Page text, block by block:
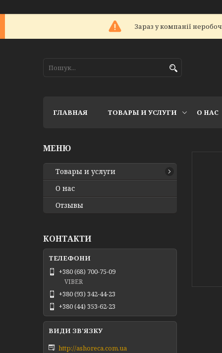
Зараз у компанії
ГЛАВНАЯ ТОВАРЫ И УСЛУГИ О НАС
Товары и услуги
О нас
Отзывы
КОНТАКТИ
+380 (68) 700-75-09
VIBER
+380 (93) 342-44-23
+380 (44) 353-62-23
http://ashoreca.com.ua